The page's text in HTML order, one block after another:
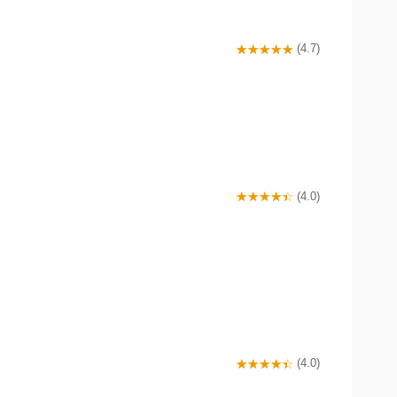
(4.7)
(4.0)
(4.0)